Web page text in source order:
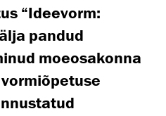
“Ideevorm:
pandud
moeosakonna